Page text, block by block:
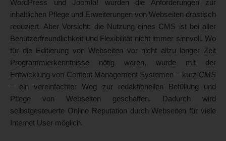
WordPress und Joomla! wurden die Anforderungen zur
inhaltlichen Pflege und Erweiterungen von Webseiten drastisch
reduziert. Aber Vorsicht: die Nutzung eines CMS ist bei aller
Benutzerfreundlichkeit und Flexibilität nicht immer sinnvoll. Wo
für die Editierung von Webseiten vor nicht allzu langer Zeit
Programmierkenntnisse nötig waren, wurde mit der
Entwicklung von Content Management Systemen – kurz CMS
– ein vereinfachter Weg zur redaktionellen Befüllung und
Pflege von Webseiten geschaffen. Dadurch wird
selbstgesteuerte Online Reputation durch Webseiten für viele
Internet User möglich.